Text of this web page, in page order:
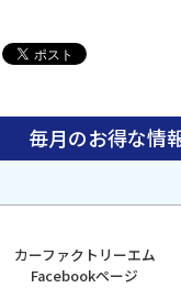
毎月のお得な情
カーファクトリーエム
Facebookページ